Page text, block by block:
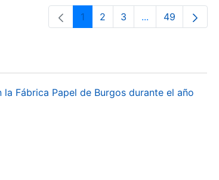
Page
1 Page
2 Page
3 ...Intermediate
Page
49
Fábrica Papel de Burgos durante el año